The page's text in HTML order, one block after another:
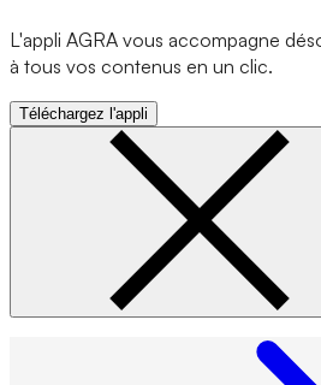
L'appli AGRA vous accompagne
à tous vos contenus en un clic.
Téléchargez l'appli